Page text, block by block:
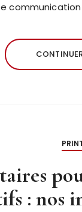
communication
: nos